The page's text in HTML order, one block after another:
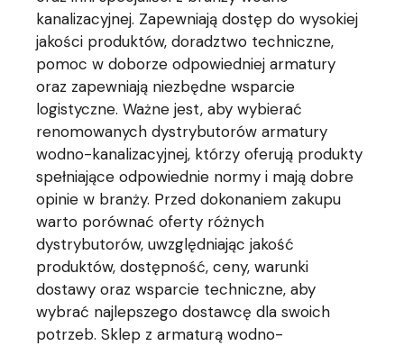
kanalizacyjnej. Zapewniają dostęp do wysokiej
jakości produktów, doradztwo techniczne,
pomoc w doborze odpowiedniej armatury
oraz zapewniają niezbędne wsparcie
logistyczne. Ważne jest, aby wybierać
renomowanych dystrybutorów armatury
wodno-kanalizacyjnej, którzy oferują produkty
spełniające odpowiednie normy i mają dobre
opinie w branży. Przed dokonaniem zakupu
warto porównać oferty różnych
dystrybutorów, uwzględniając jakość
produktów, dostępność, ceny, warunki
dostawy oraz wsparcie techniczne, aby
wybrać najlepszego dostawcę dla swoich
potrzeb. Sklep z armaturą wodno-